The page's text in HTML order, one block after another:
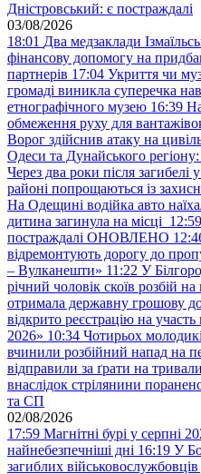
Дністровський: є постраждалі
03/08/2026
18:01 Два медзаклади
фінансову допомогу на
партнерів 17:04 Укриття чи
громаді виникла суперечка
етнографічного музею 16:39
обмеження руху для
Ворог здійснив атаку на
Одеси та Дунайського
Через два роки після загибелі
районі попрощаються із
На Одещині водійка авто
дитина загинула на місці 12:59
постраждалі ОНОВЛЕНО
відремонтують дорогу до
– Вулканешти» 11:22 У
річний чоловік скоїв розбій
отримала державну грошову
відкрито реєстрацію на
2026» 10:34 Чотирьох
вчинили розбійний напад на
відправили за ґрати на
внаслідок стрілянини
та СП
02/08/2026
17:59 Магнітні бурі у серпні
найнебезпечніші дні 16:19 У
загиблих